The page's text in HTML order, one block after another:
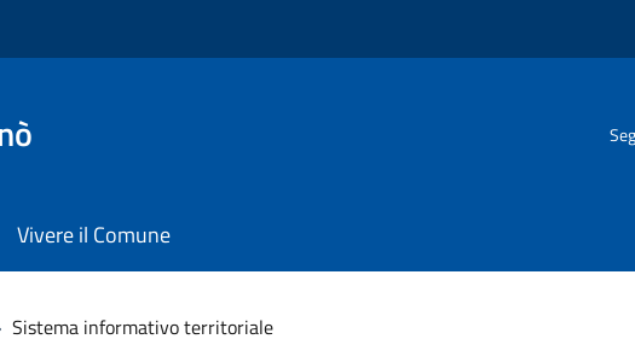
Vivere il Comune
Sistema informativo territoriale